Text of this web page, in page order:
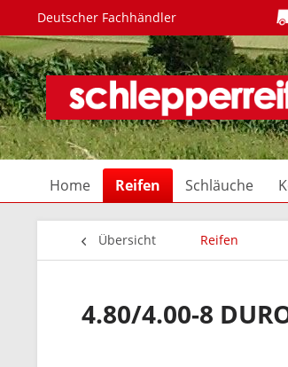
Deutscher Fachhändler
Home Reifen Schläuche
Übersicht Reifen
4.80/4.00-8